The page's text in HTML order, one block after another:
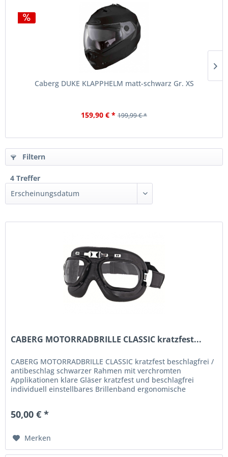
Caberg DUKE KLAPPHELM matt-schwarz Gr. XS
159,90 € * 199,99 € *
Filtern
4 Treffer
CABERG MOTORRADBRILLE CLASSIC kratzfest...
CABERG MOTORRADBRILLE CLASSIC kratzfest beschlagfrei /
antibeschlag schwarzer Rahmen mit verchromten
Applikationen klare Gläser kratzfest und beschlagfrei
individuell einstellbares Brillenband ergonomische
50,00 € *
Merken